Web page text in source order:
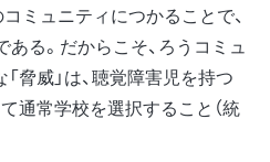
ミュニティにつかることで、
ある。だからこそ、ろうコミュ
脅威」は、聴覚障害児を持つ
通常学校を選択すること（統